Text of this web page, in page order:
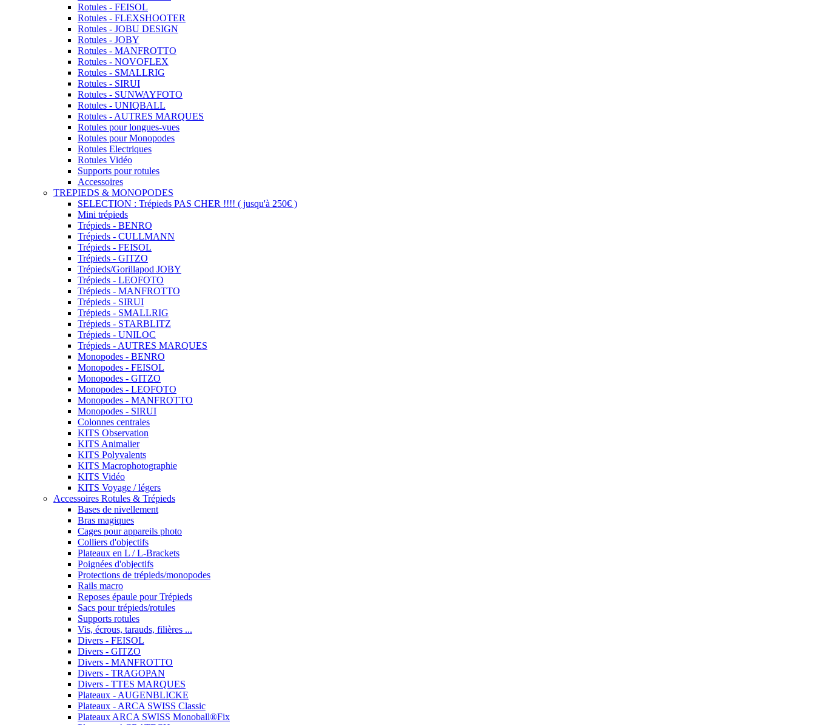
Rotules - FEISOL
Rotules - FLEXSHOOTER
Rotules - JOBU DESIGN
Rotules - JOBY
Rotules - MANFROTTO
Rotules - NOVOFLEX
Rotules - SMALLRIG
Rotules - SIRUI
Rotules - SUNWAYFOTO
Rotules - UNIQBALL
Rotules - AUTRES MARQUES
Rotules pour longues-vues
Rotules pour Monopodes
Rotules Electriques
Rotules Vidéo
Supports pour rotules
Accessoires
TREPIEDS & MONOPODES
SELECTION : Trépieds PAS CHER !!!! ( jusqu'à 250€ )
Mini trépieds
Trépieds - BENRO
Trépieds - CULLMANN
Trépieds - FEISOL
Trépieds - GITZO
Trépieds/Gorillapod JOBY
Trépieds - LEOFOTO
Trépieds - MANFROTTO
Trépieds - SIRUI
Trépieds - SMALLRIG
Trépieds - STARBLITZ
Trépieds - UNILOC
Trépieds - AUTRES MARQUES
Monopodes - BENRO
Monopodes - FEISOL
Monopodes - GITZO
Monopodes - LEOFOTO
Monopodes - MANFROTTO
Monopodes - SIRUI
Colonnes centrales
KITS Observation
KITS Animalier
KITS Polyvalents
KITS Macrophotographie
KITS Vidéo
KITS Voyage / légers
Accessoires Rotules & Trépieds
Bases de nivellement
Bras magiques
Cages pour appareils photo
Colliers d'objectifs
Plateaux en L / L-Brackets
Poignées d'objectifs
Protections de trépieds/monopodes
Rails macro
Reposes épaule pour Trépieds
Sacs pour trépieds/rotules
Supports rotules
Vis, écrous, tarauds, filières ...
Divers - FEISOL
Divers - GITZO
Divers - MANFROTTO
Divers - TRAGOPAN
Divers - TTES MARQUES
Plateaux - AUGENBLICKE
Plateaux - ARCA SWISS Classic
Plateaux ARCA SWISS Monoball®Fix